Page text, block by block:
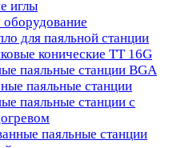
иглы
для паяльной станции
конические TT 16G
паяльные станции BGA
паяльные станции
паяльные станции с
паяльные станции